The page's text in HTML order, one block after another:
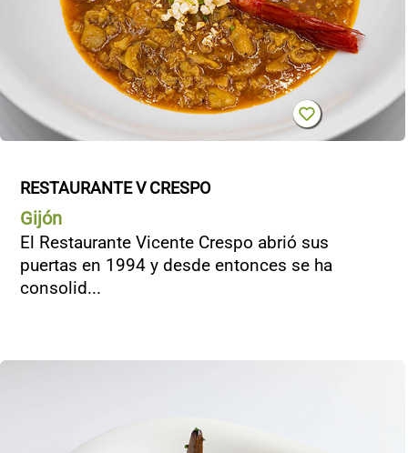
RESTAURANTE V CRESPO
Gijón
El Restaurante Vicente Crespo abrió sus
puertas en 1994 y desde entonces se ha
consolid...